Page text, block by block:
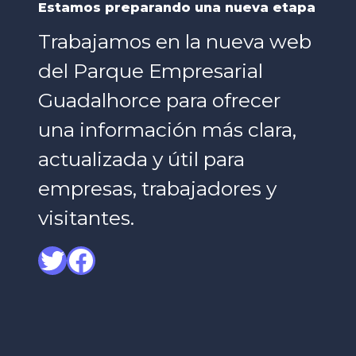
Estamos preparando una nueva etapa
Trabajamos en la nueva web
del Parque Empresarial
Guadalhorce para ofrecer
una información más clara,
actualizada y útil para
empresas, trabajadores y
visitantes.
Twitter
Facebook